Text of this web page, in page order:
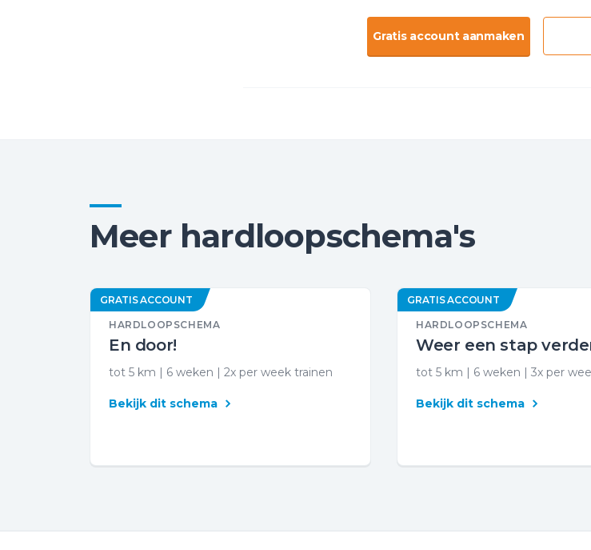
Gratis account aanmaken
Meer hardloopschema's
GRATIS ACCOUNT
HARDLOOPSCHEMA
En door!
tot 5 km | 6 weken | 2x per week trainen
Bekijk dit schema
GRATIS ACCOUNT
HARDLOOPSCHEMA
Weer een stap
tot 5 km | 6 weken | 3x per
Bekijk dit schema